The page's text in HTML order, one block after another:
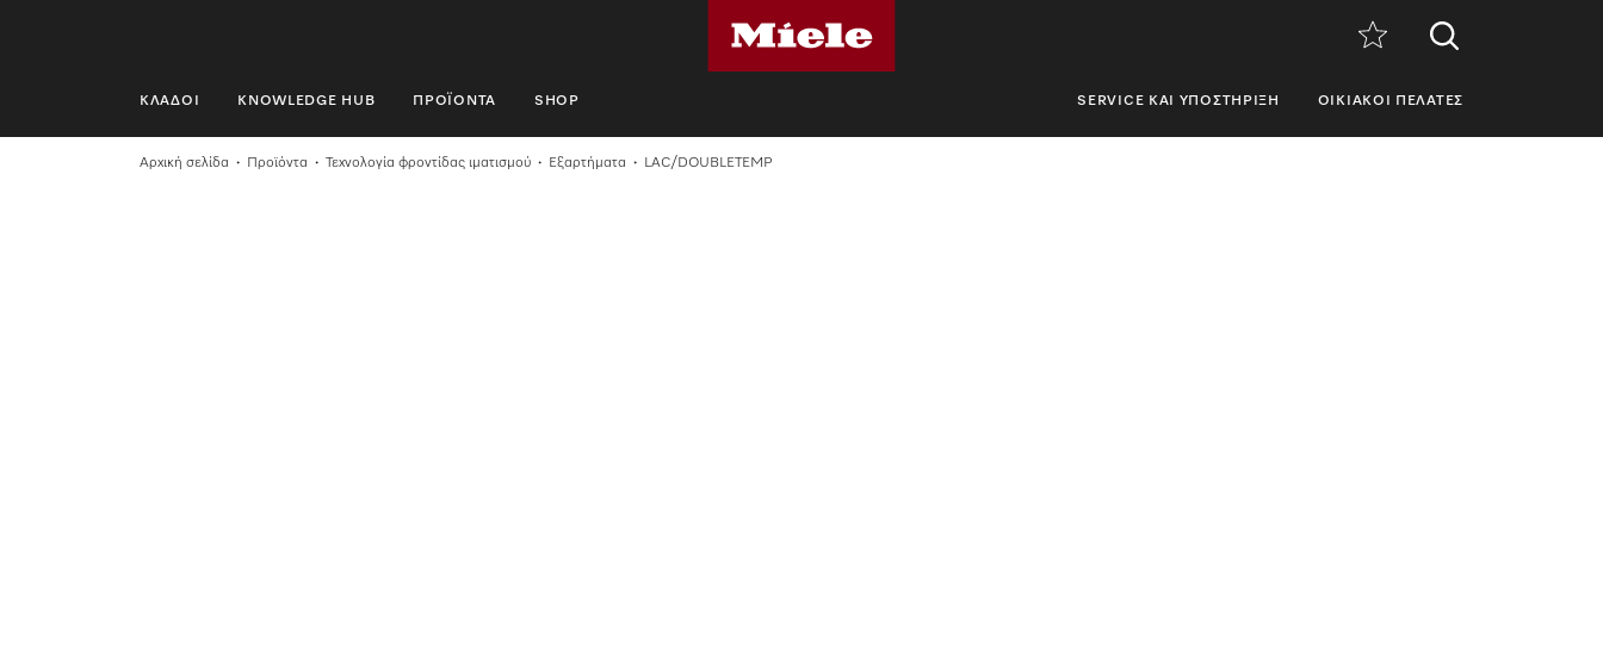
ΚΛΆΔΟΙ KNOWLEDGE HUB ΠΡΟΪΌΝΤΑ SHOP SERVICE ΚΑΙ ΥΠΟΣΤΉΡΙΞΗ ΟΙΚΙΑΚΟΊ ΠΕΛΆΤΕΣ
ΚΛΆΔΟΙ
Αρχική σελίδα Προϊόντα Τεχνολογία φροντίδας ιματισμού Εξαρτήματα LAC/DOUBLETEMP